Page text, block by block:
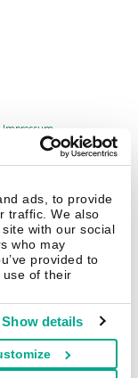
ads, to provide
traffic. We also
with our social
who may
provided to
use of their
Show details
Impressum
Lizenzvereinbarung B2B